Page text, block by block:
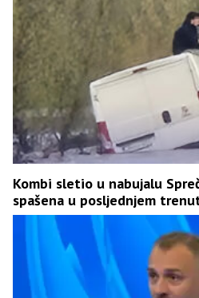
Kombi sletio u nabujalu
spašena u posljednjem